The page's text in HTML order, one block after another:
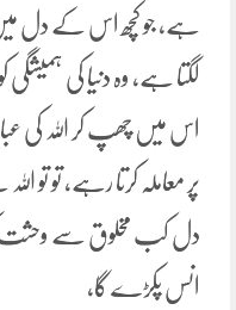
ہے، جو کچھ اس کے دل میں
لگتا ہے، وہ دنیا کی
اس میں چھپ کر اللہ کی
پر معاملہ کرتا رہے، تو تو
دل کب مخلوق سے وحشت
انس پکڑے گا،